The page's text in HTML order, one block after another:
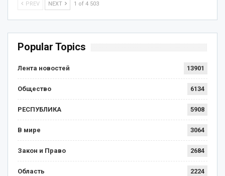
PREV NEXT 1 of 4 503
Popular Topics
Лента новостей 13901
Общество 6134
РЕСПУБЛИКА 5908
В мире 3064
Закон и Право 2684
Область 2224